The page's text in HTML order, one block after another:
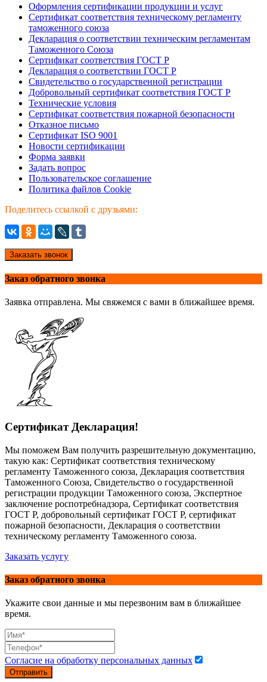
Оформления сертификации продукции и услуг
Сертификат соответствия техническому регламенту
таможенного союза
Декларация о соответствии техническим регламентам
Таможенного Союза
Сертификат соответствия ГОСТ Р
Декларация о соответствии ГОСТ Р
Свидетельство о государственной регистрации
Добровольный сертификат соответствия ГОСТ Р
Технические условия
Сертификат соответствия пожарной безопасности
Отказное письмо
Сертификат ISO 9001
Новости сертификации
Форма заявки
Задать вопрос
Пользовательское соглашение
Политика файлов Cookie
Поделитесь ссылкой с друзьями:
Заказать звонок
Заказ обратного звонка
Заявка отправлена. Мы свяжемся с вами в ближайшее время.
Сертификат Декларация!
Мы поможем Вам получить разрешительную документацию,
такую как: Сертификат соответствия техническому
регламенту Таможенного союза, Декларация соответствия
Таможенного Союза, Свидетельство о государственной
регистрации продукции Таможенного союза, Экспертное
заключение роспотребнадзора, Сертификат соответствия
ГОСТ Р, добровольный сертификат ГОСТ Р, сертификат
пожарной безопасности, Декларация о соответствии
техническому регламенту Таможенного союза.
Заказать услугу
Заказ обратного звонка
Укажите свои данные и мы перезвоним вам в ближайшее
время.
Согласие на обработку персональных данных
Отправить